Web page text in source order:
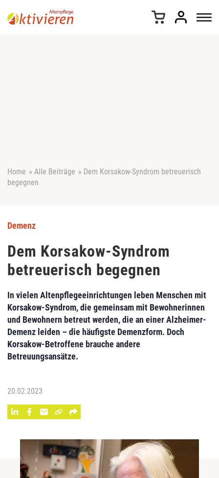
Home » Alle Beiträge » Dem Korsakow-Syndrom betreuerisch
begegnen
Demenz
Dem Korsakow-Syndrom
betreuerisch begegnen
In vielen Altenpflegeeinrichtungen leben Menschen mit
Korsakow-Syndrom, die gemeinsam mit Bewohnerinnen
und Bewohnern betreut werden, die an einer Alzheimer-
Demenz leiden – die häufigste Demenzform. Doch
Korsakow-Betroffene brauche andere
Betreuungsansätze.
20.02.2023